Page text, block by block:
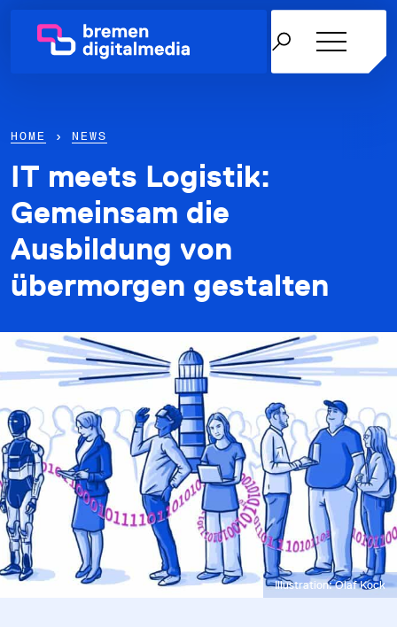
Netzwerk
Themen
Über uns
News & Termine
DATENSCHUTZ
IMPRESSUM
HOME › NEWS
IT meets Logistik:
Gemeinsam die
Ausbildung von
übermorgen gestalten
Illustration: Olaf Kock